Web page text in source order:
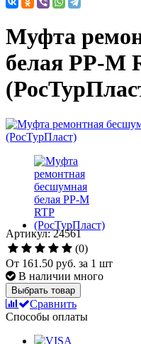
Муфта
белая PP-M
Артикул: 24561
(0)
От 161.50 руб. за 1 шт
В наличии много
Выбрать товар
Сравнить
Способы оплаты